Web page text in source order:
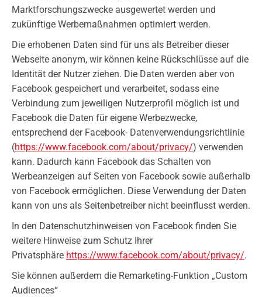
Marktforschungszwecke ausgewertet werden und
zukünftige Werbemaßnahmen optimiert werden.
Die erhobenen Daten sind für uns als Betreiber dieser
Webseite anonym, wir können keine Rückschlüsse auf die
Identität der Nutzer ziehen. Die Daten werden aber von
Facebook gespeichert und verarbeitet, sodass eine
Verbindung zum jeweiligen Nutzerprofil möglich ist und
Facebook die Daten für eigene Werbezwecke,
entsprechend der Facebook- Datenverwendungsrichtlinie
(https://www.facebook.com/about/privacy/) verwenden
kann. Dadurch kann Facebook das Schalten von
Werbeanzeigen auf Seiten von Facebook sowie außerhalb
von Facebook ermöglichen. Diese Verwendung der Daten
kann von uns als Seitenbetreiber nicht beeinflusst werden.
In den Datenschutzhinweisen von Facebook finden Sie
weitere Hinweise zum Schutz Ihrer
Privatsphäre https://www.facebook.com/about/privacy/.
Sie können außerdem die Remarketing-Funktion „Custom
Audiences“